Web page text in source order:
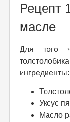
Рецепт
масле
Для того
ингредиенты:
Уксус
Масло